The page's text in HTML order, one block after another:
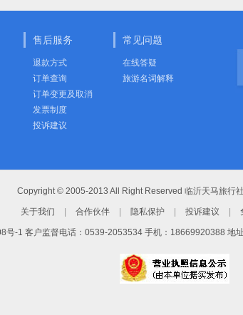
售后服务
退款方式
订单查询
订单变更及取消
发票制度
投诉建议
常见问题
在线答疑
旅游名词解释
Copyright © 2005-2013 All Right Reserved 临沂天马旅行
关于我们 合作伙伴 隐私保护 投诉建议
号-1 客户监督电话：0539-2053534 手机：18669920388 地